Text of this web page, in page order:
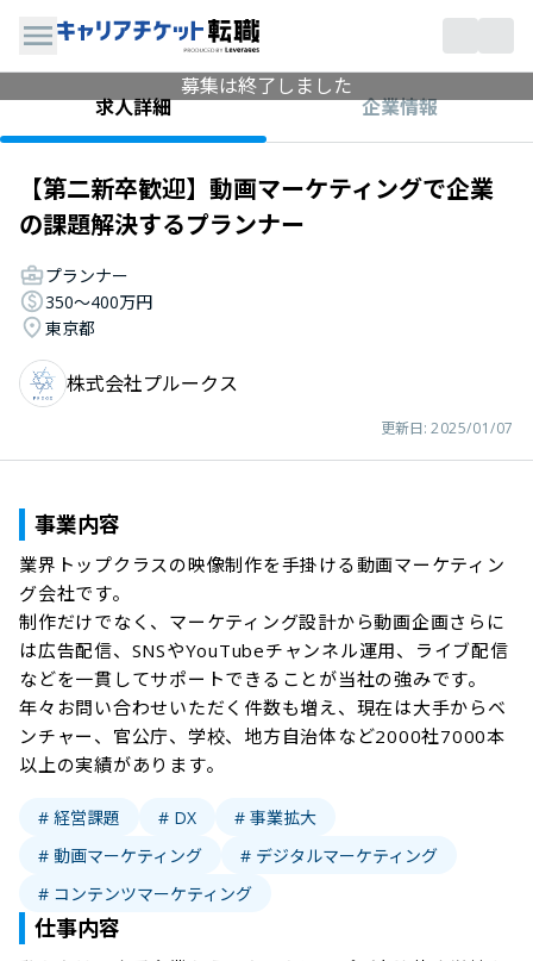
募集は終了しました
求人詳細
企業情報
【第二新卒歓迎】動画マーケティングで企業
の課題解決するプランナー
プランナー
350〜400万円
東京都
株式会社プルークス
更新日: 2025/01/07
事業内容
業界トップクラスの映像制作を手掛ける動画マーケティン
グ会社です。
制作だけでなく、マーケティング設計から動画企画さらに
は広告配信、SNSやYouTubeチャンネル運用、ライブ配信
などを一貫してサポートできることが当社の強みです。
年々お問い合わせいただく件数も増え、現在は大手からベ
ンチャー、官公庁、学校、地方自治体など2000社7000本
以上の実績があります。
# 経営課題 # DX
# 事業拡大
# 動画マーケティング
# デジタルマーケティング
# コンテンツマーケティング
仕事内容